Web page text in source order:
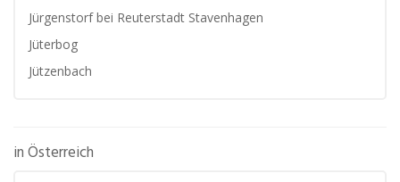
Jürgenstorf bei Reuterstadt Stavenhagen
Jüterbog
Jützenbach
in Österreich